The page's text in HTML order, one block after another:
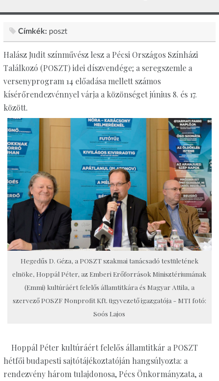
Címkék: poszt
Halász Judit színművész lesz a Pécsi Országos Színházi
Találkozó (POSZT) idei díszvendége; a seregszemle a
versenyprogram 14 előadása mellett számos
kísérőrendezvénnyel várja a közönséget június 8. és 17.
között.
Hegedűs D. Géza, a POSZT szakmai tanácsadó testületének
elnöke, Hoppál Péter, az Emberi Erőforrások Minisztériumának
(Emmi) kultúráért felelős államtitkára és Magyar Attila, a
szervező POSZF Nonprofit Kft. ügyvezető igazgatója - MTI fotó:
Soós Lajos
Hoppál Péter kultúráért felelős államtitkár a POSZT
hétfői budapesti sajtótájékoztatóján hangsúlyozta: a
rendezvény három tulajdonosa, Pécs Önkormányzata, a